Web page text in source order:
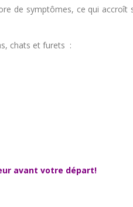
de symptômes, ce qui accroît
chats et furets :
avant votre départ!